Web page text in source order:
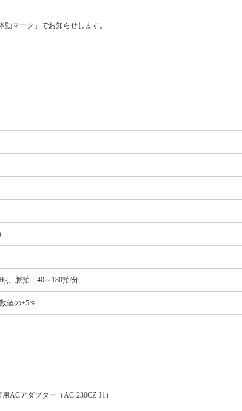
マーク」でお知らせします。
、脈拍：40～180拍/分
値の±5％
ACアダプター（AC-230CZ-J1）